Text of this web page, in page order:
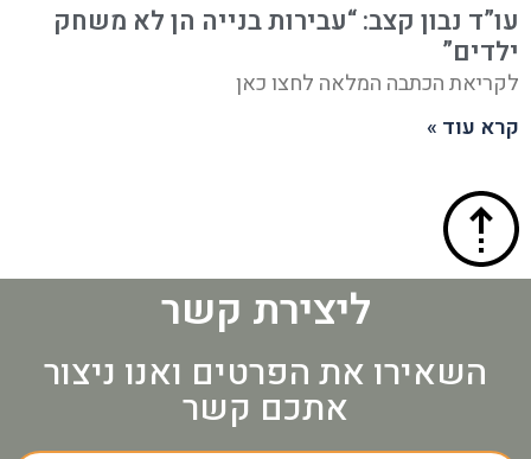
עו”ד נבון קצב: “עבירות בנייה הן לא משחק
ילדים”
לקריאת הכתבה המלאה לחצו כאן
קרא עוד »
ליצירת קשר
השאירו את הפרטים ואנו ניצור
אתכם קשר